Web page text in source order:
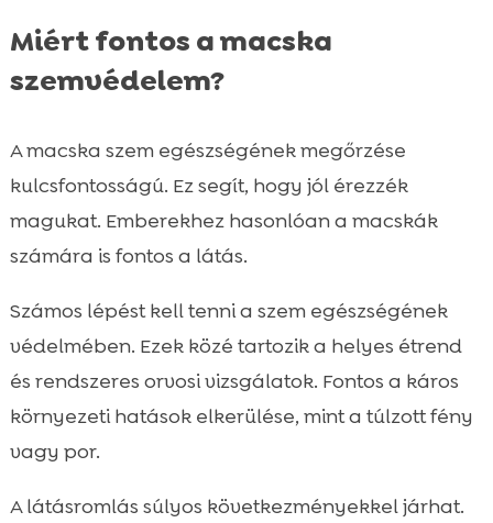
Miért fontos a macska
szemvédelem?
A macska szem egészségének megőrzése
kulcsfontosságú. Ez segít, hogy jól érezzék
magukat. Emberekhez hasonlóan a macskák
számára is fontos a látás.
Számos lépést kell tenni a szem egészségének
védelmében. Ezek közé tartozik a helyes étrend
és rendszeres orvosi vizsgálatok. Fontos a káros
környezeti hatások elkerülése, mint a túlzott fény
vagy por.
A látásromlás súlyos következményekkel járhat.